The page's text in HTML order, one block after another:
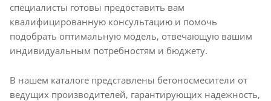
специалисты готовы предоставить вам
квалифицированную консультацию и помочь
подобрать оптимальную модель, отвечающую вашим
индивидуальным потребностям и бюджету.
В нашем каталоге представлены бетоносмесители от
ведущих производителей, гарантирующих надежность,